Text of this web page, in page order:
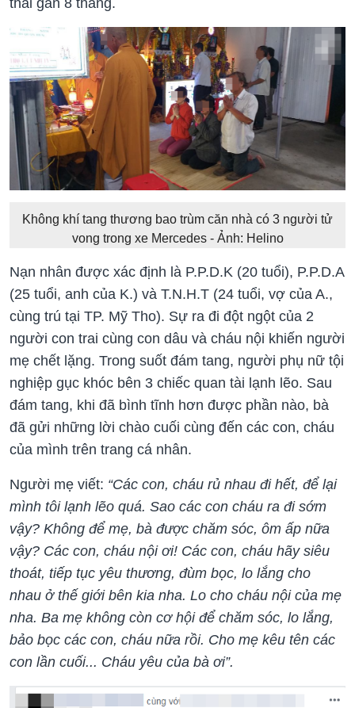
Không khí tang thương bao trùm căn nhà có 3 người tử
vong trong xe Mercedes - Ảnh: Helino
Nạn nhân được xác định là P.P.D.K (20 tuổi), P.P.D.A
(25 tuổi, anh của K.) và T.N.H.T (24 tuổi, vợ của A.,
cùng trú tại TP. Mỹ Tho). Sự ra đi đột ngột của 2
người con trai cùng con dâu và cháu nội khiến người
mẹ chết lặng. Trong suốt đám tang, người phụ nữ tội
nghiệp gục khóc bên 3 chiếc quan tài lạnh lẽo. Sau
đám tang, khi đã bình tĩnh hơn được phần nào, bà
đã gửi những lời chào cuối cùng đến các con, cháu
của mình trên trang cá nhân.
Người mẹ viết: “Các con, cháu rủ nhau đi hết, để lại
mình tôi lạnh lẽo quá. Sao các con cháu ra đi sớm
vậy? Không để mẹ, bà được chăm sóc, ôm ấp nữa
vậy? Các con, cháu nội ơi! Các con, cháu hãy siêu
thoát, tiếp tục yêu thương, đùm bọc, lo lắng cho
nhau ở thế giới bên kia nha. Lo cho cháu nội của mẹ
nha. Ba mẹ không còn cơ hội để chăm sóc, lo lắng,
bảo bọc các con, cháu nữa rồi. Cho mẹ kêu tên các
con lần cuối... Cháu yêu của bà ơi”.